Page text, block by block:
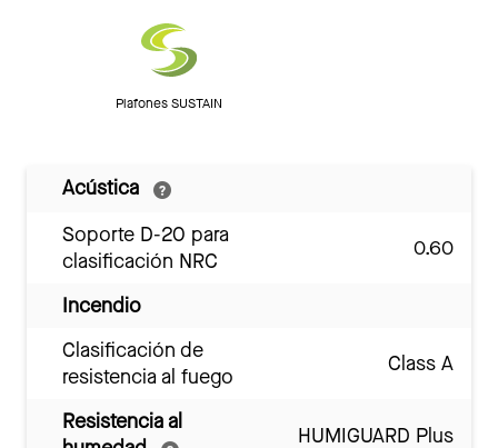
Plafones SUSTAIN
Acústica
Soporte D-20 para
clasificación NRC
0.60
Incendio
Clasificación de
resistencia al fuego
Class A
Resistencia al
HUMIGUARD Plus